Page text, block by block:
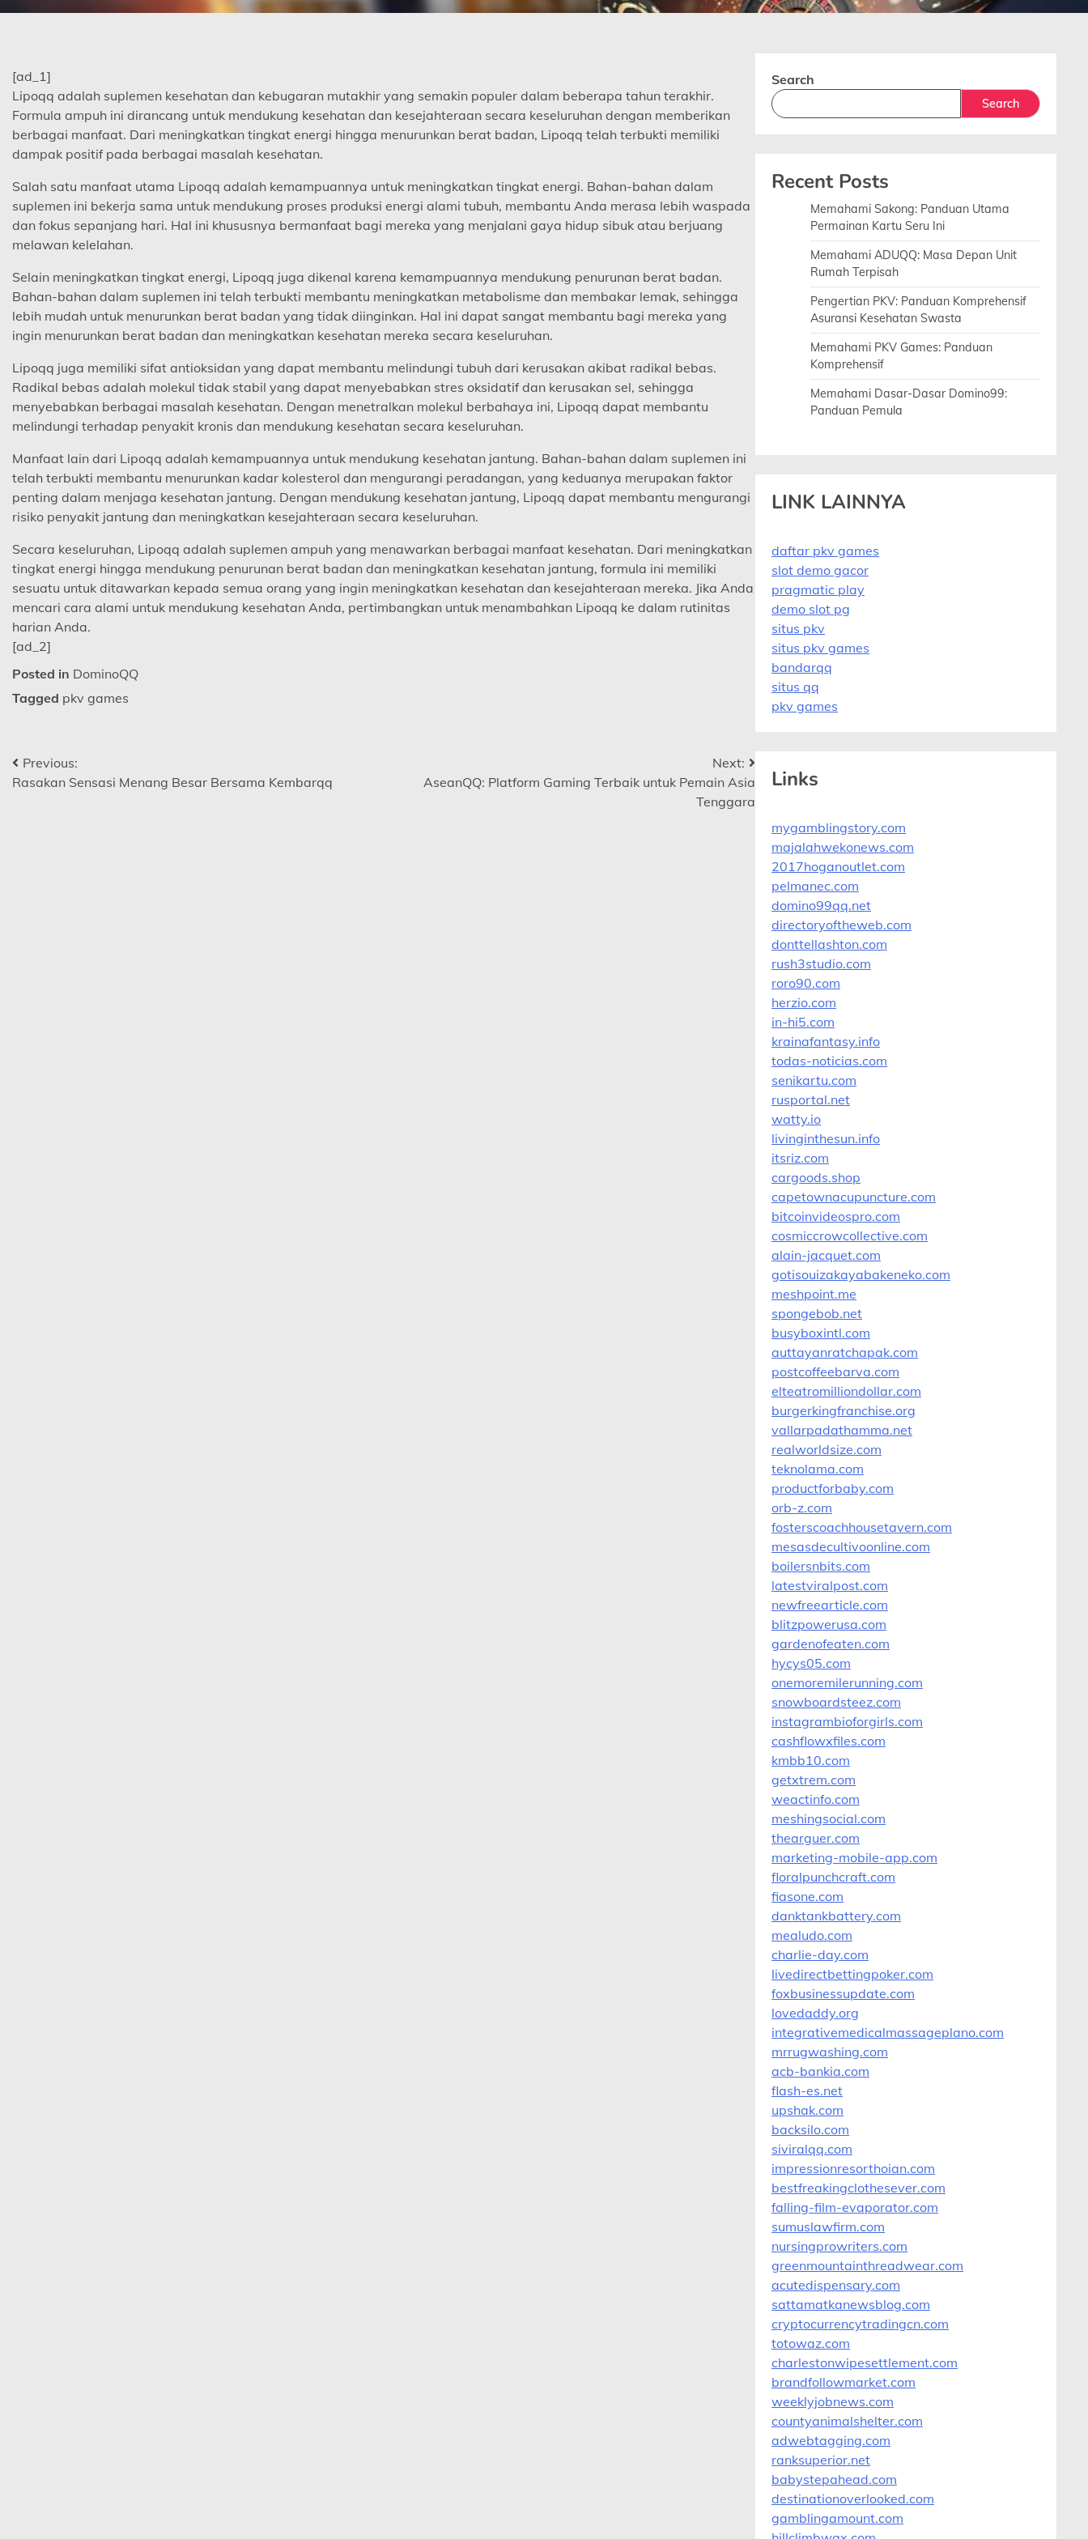
[ad_1]
Lipoqq adalah suplemen kesehatan dan kebugaran mutakhir yang semakin populer dalam beberapa tahun terakhir.
Formula ampuh ini dirancang untuk mendukung kesehatan dan kesejahteraan secara keseluruhan dengan memberikan
berbagai manfaat. Dari meningkatkan tingkat energi hingga menurunkan berat badan, Lipoqq telah terbukti memiliki
dampak positif pada berbagai masalah kesehatan.
Salah satu manfaat utama Lipoqq adalah kemampuannya untuk meningkatkan tingkat energi. Bahan-bahan dalam
suplemen ini bekerja sama untuk mendukung proses produksi energi alami tubuh, membantu Anda merasa lebih waspada
dan fokus sepanjang hari. Hal ini khususnya bermanfaat bagi mereka yang menjalani gaya hidup sibuk atau berjuang
melawan kelelahan.
Selain meningkatkan tingkat energi, Lipoqq juga dikenal karena kemampuannya mendukung penurunan berat badan.
Bahan-bahan dalam suplemen ini telah terbukti membantu meningkatkan metabolisme dan membakar lemak, sehingga
lebih mudah untuk menurunkan berat badan yang tidak diinginkan. Hal ini dapat sangat membantu bagi mereka yang
ingin menurunkan berat badan dan meningkatkan kesehatan mereka secara keseluruhan.
Lipoqq juga memiliki sifat antioksidan yang dapat membantu melindungi tubuh dari kerusakan akibat radikal bebas.
Radikal bebas adalah molekul tidak stabil yang dapat menyebabkan stres oksidatif dan kerusakan sel, sehingga
menyebabkan berbagai masalah kesehatan. Dengan menetralkan molekul berbahaya ini, Lipoqq dapat membantu
melindungi terhadap penyakit kronis dan mendukung kesehatan secara keseluruhan.
Manfaat lain dari Lipoqq adalah kemampuannya untuk mendukung kesehatan jantung. Bahan-bahan dalam suplemen ini
telah terbukti membantu menurunkan kadar kolesterol dan mengurangi peradangan, yang keduanya merupakan faktor
penting dalam menjaga kesehatan jantung. Dengan mendukung kesehatan jantung, Lipoqq dapat membantu mengurangi
risiko penyakit jantung dan meningkatkan kesejahteraan secara keseluruhan.
Secara keseluruhan, Lipoqq adalah suplemen ampuh yang menawarkan berbagai manfaat kesehatan. Dari meningkatkan
tingkat energi hingga mendukung penurunan berat badan dan meningkatkan kesehatan jantung, formula ini memiliki
sesuatu untuk ditawarkan kepada semua orang yang ingin meningkatkan kesehatan dan kesejahteraan mereka. Jika Anda
mencari cara alami untuk mendukung kesehatan Anda, pertimbangkan untuk menambahkan Lipoqq ke dalam rutinitas
harian Anda.
[ad_2]
Posted in DominoQQ
Tagged pkv games
Post
navigation
Previous:
Rasakan Sensasi Menang Besar Bersama Kembarqq
Next:
AseanQQ: Platform Gaming Terbaik untuk Pemain Asia
Tenggara
Search
Search
Recent Posts
Memahami Sakong: Panduan Utama
Permainan Kartu Seru Ini
Memahami ADUQQ: Masa Depan Unit
Rumah Terpisah
Pengertian PKV: Panduan Komprehensif
Asuransi Kesehatan Swasta
Memahami PKV Games: Panduan
Komprehensif
Memahami Dasar-Dasar Domino99:
Panduan Pemula
LINK LAINNYA
daftar pkv games
slot demo gacor
pragmatic play
demo slot pg
situs pkv
situs pkv games
bandarqq
situs qq
pkv games
Links
mygamblingstory.com
majalahwekonews.com
2017hoganoutlet.com
pelmanec.com
domino99qq.net
directoryoftheweb.com
donttellashton.com
rush3studio.com
roro90.com
herzio.com
in-hi5.com
krainafantasy.info
todas-noticias.com
senikartu.com
rusportal.net
watty.io
livinginthesun.info
itsriz.com
cargoods.shop
capetownacupuncture.com
bitcoinvideospro.com
cosmiccrowcollective.com
alain-jacquet.com
gotisouizakayabakeneko.com
meshpoint.me
spongebob.net
busyboxintl.com
auttayanratchapak.com
postcoffeebarva.com
elteatromilliondollar.com
burgerkingfranchise.org
vallarpadathamma.net
realworldsize.com
teknolama.com
productforbaby.com
orb-z.com
fosterscoachhousetavern.com
mesasdecultivoonline.com
boilersnbits.com
latestviralpost.com
newfreearticle.com
blitzpowerusa.com
gardenofeaten.com
hycys05.com
onemoremilerunning.com
snowboardsteez.com
instagrambioforgirls.com
cashflowxfiles.com
kmbb10.com
getxtrem.com
weactinfo.com
meshingsocial.com
thearguer.com
marketing-mobile-app.com
floralpunchcraft.com
fiasone.com
danktankbattery.com
mealudo.com
charlie-day.com
livedirectbettingpoker.com
foxbusinessupdate.com
lovedaddy.org
integrativemedicalmassageplano.com
mrrugwashing.com
acb-bankia.com
flash-es.net
upshak.com
backsilo.com
siviralqq.com
impressionresorthoian.com
bestfreakingclothesever.com
falling-film-evaporator.com
sumuslawfirm.com
nursingprowriters.com
greenmountainthreadwear.com
acutedispensary.com
sattamatkanewsblog.com
cryptocurrencytradingcn.com
totowaz.com
charlestonwipesettlement.com
brandfollowmarket.com
weeklyjobnews.com
countyanimalshelter.com
adwebtagging.com
ranksuperior.net
babystepahead.com
destinationoverlooked.com
gamblingamount.com